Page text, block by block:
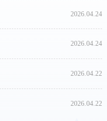
2026.04.24
2026.04.24
2026.04.22
2026.04.22